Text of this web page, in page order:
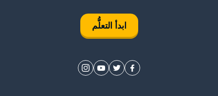
ابدأ التعلُّم